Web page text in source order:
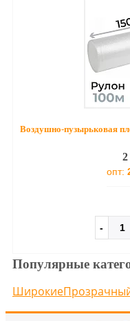
Воздушно-пузырьковая
2
опт:
Популярные
Широкие